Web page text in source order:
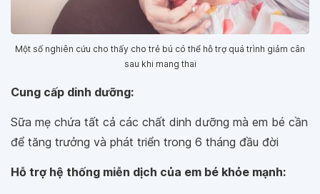
Một số nghiên cứu cho thấy cho trẻ bú có thể hỗ trợ quá trình giảm cân
sau khi mang thai
Cung cấp dinh dưỡng:
Sữa mẹ chứa tất cả các chất dinh dưỡng mà em bé cần
để tăng trưởng và phát triển trong 6 tháng đầu đời
Hỗ trợ hệ thống miễn dịch của em bé khỏe mạnh: